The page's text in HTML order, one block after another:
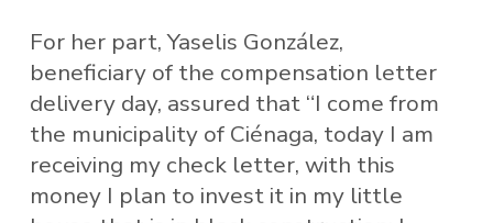
For her part, Yaselis González,
beneficiary of the compensation letter
delivery day, assured that “I come from
the municipality of Ciénaga, today I am
receiving my check letter, with this
money I plan to invest it in my little